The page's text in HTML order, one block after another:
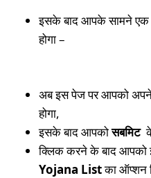
इसके बाद आपके सामने एक
होगा –
अब इस पेज पर आपको
होगा,
इसके बाद आपकोसबमिट
क्लिक करने के बाद आपको
Yojana Listका ऑप्शन